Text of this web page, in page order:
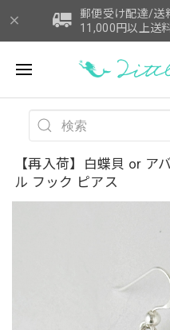
郵便受け配達/送
11,000円以上送
【再入荷】白蝶貝 or ア
ル フック ピアス